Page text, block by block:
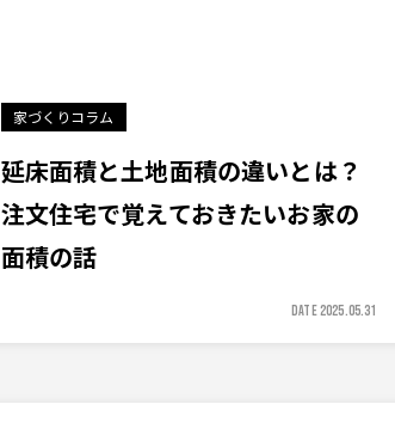
家づくりコラム
延床面積と土地面積の違いとは？
注文住宅で覚えておきたいお家の
面積の話
DATE 2025.05.31